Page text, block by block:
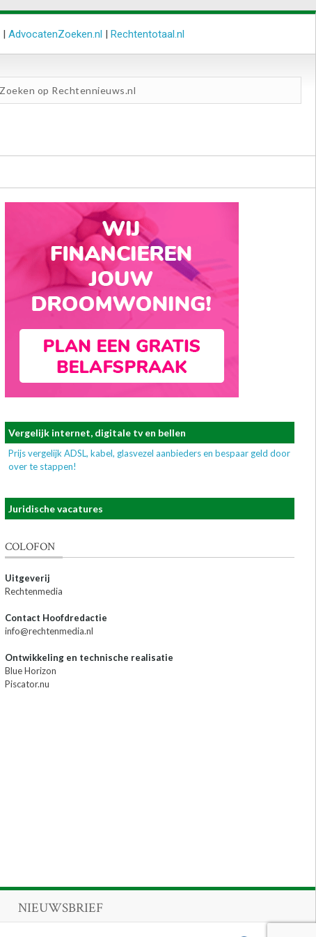
| AdvocatenZoeken.nl | Rechtentotaal.nl
Vergelijk internet, digitale tv en bellen
Prijs vergelijk ADSL, kabel, glasvezel aanbieders en bespaar geld door
over te stappen!
Juridische vacatures
COLOFON
Uitgeverij
Rechtenmedia
Contact Hoofdredactie
info@rechtenmedia.nl
Ontwikkeling en technische realisatie
Blue Horizon
Piscator.nu
NIEUWSBRIEF